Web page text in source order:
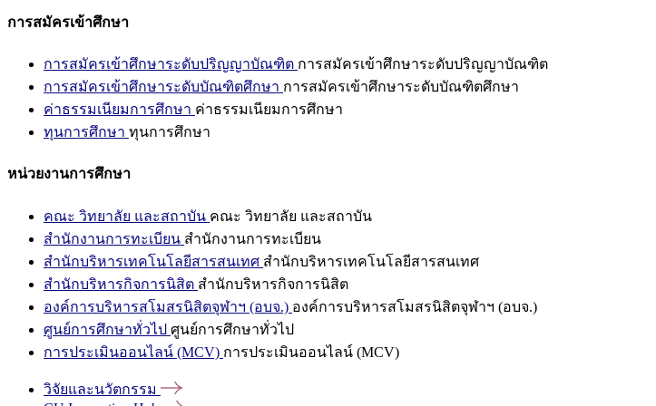
การสมัครเข้าศึกษา
การสมัครเข้าศึกษาระดับปริญญาบัณฑิต การสมัครเข้าศึกษาระดับปริญญาบัณฑิต
การสมัครเข้าศึกษาระดับบัณฑิตศึกษา การสมัครเข้าศึกษาระดับบัณฑิตศึกษา
ค่าธรรมเนียมการศึกษา ค่าธรรมเนียมการศึกษา
ทุนการศึกษา ทุนการศึกษา
หน่วยงานการศึกษา
คณะ วิทยาลัย และสถาบัน คณะ วิทยาลัย และสถาบัน
สำนักงานการทะเบียน สำนักงานการทะเบียน
สำนักบริหารเทคโนโลยีสารสนเทศ สำนักบริหารเทคโนโลยีสารสนเทศ
สำนักบริหารกิจการนิสิต สำนักบริหารกิจการนิสิต
องค์การบริหารสโมสรนิสิตจุฬาฯ (อบจ.) องค์การบริหารสโมสรนิสิตจุฬาฯ (อบจ.)
ศูนย์การศึกษาทั่วไป ศูนย์การศึกษาทั่วไป
การประเมินออนไลน์ (MCV) การประเมินออนไลน์ (MCV)
วิจัยและนวัตกรรม